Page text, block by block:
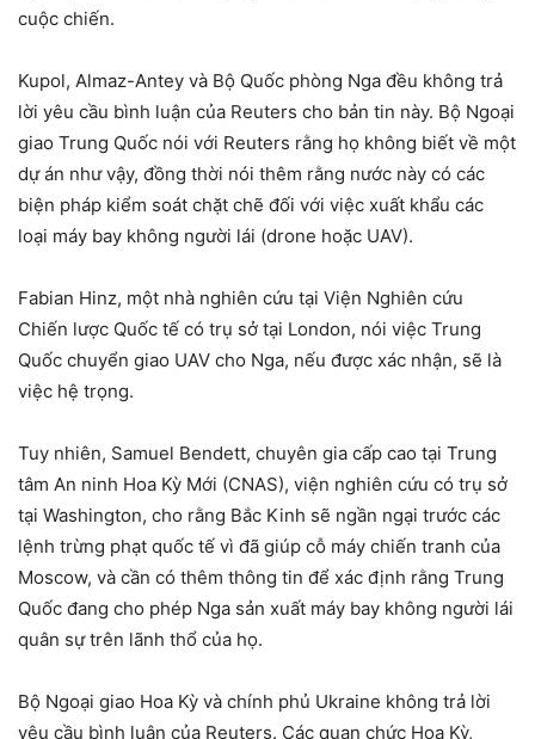
cuộc chiến.
Kupol, Almaz-Antey và Bộ Quốc phòng Nga đều không trả
lời yêu cầu bình luận của Reuters cho bản tin này. Bộ Ngoại
giao Trung Quốc nói với Reuters rằng họ không biết về một
dự án như vậy, đồng thời nói thêm rằng nước này có các
biện pháp kiểm soát chặt chẽ đối với việc xuất khẩu các
loại máy bay không người lái (drone hoặc UAV).
Fabian Hinz, một nhà nghiên cứu tại Viện Nghiên cứu
Chiến lược Quốc tế có trụ sở tại London, nói việc Trung
Quốc chuyển giao UAV cho Nga, nếu được xác nhận, sẽ là
việc hệ trọng.
Tuy nhiên, Samuel Bendett, chuyên gia cấp cao tại Trung
tâm An ninh Hoa Kỳ Mới (CNAS), viện nghiên cứu có trụ sở
tại Washington, cho rằng Bắc Kinh sẽ ngần ngại trước các
lệnh trừng phạt quốc tế vì đã giúp cỗ máy chiến tranh của
Moscow, và cần có thêm thông tin để xác định rằng Trung
Quốc đang cho phép Nga sản xuất máy bay không người lái
quân sự trên lãnh thổ của họ.
Bộ Ngoại giao Hoa Kỳ và chính phủ Ukraine không trả lời
yêu cầu bình luận của Reuters. Các quan chức Hoa Kỳ,